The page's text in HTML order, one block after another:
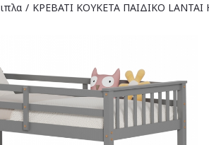
ΚΡΕΒΑΤΙ ΚΟΥΚΕΤΑ ΠΑΙΔΙΚΟ